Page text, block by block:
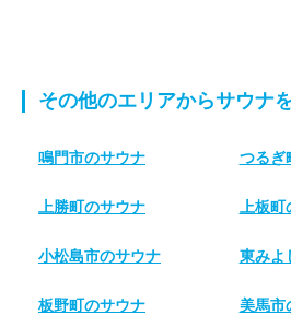
その他のエリアからサウナ
鳴門市のサウナ つるぎ
上勝町のサウナ 上板
小松島市のサウナ 東みよ
板野町のサウナ 美馬市